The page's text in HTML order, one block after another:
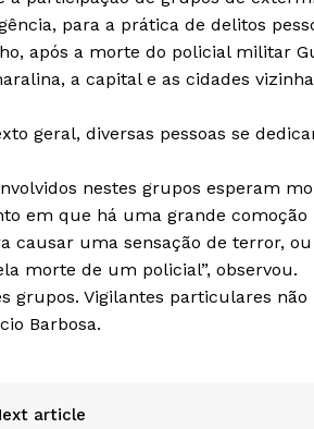
para a prática de delitos
após a morte do policial militar
a capital e as cidades
geral, diversas pessoas se
nestes grupos esperam
em que há uma grande comoção
causar uma sensação de terror,
morte de um policial”, observou.
grupos. Vigilantes particulares não
Barbosa.
article